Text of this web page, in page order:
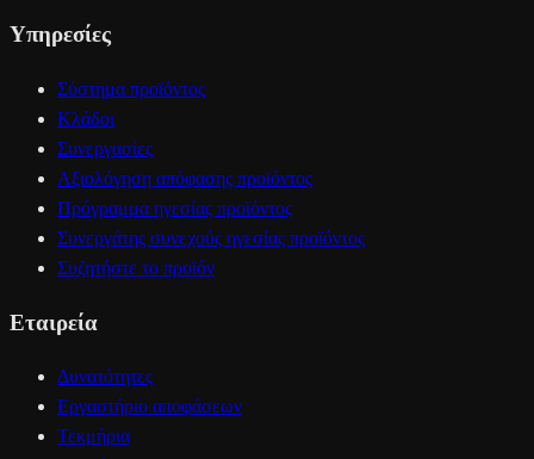
Υπηρεσίες
Σύστημα προϊόντος
Κλάδοι
Συνεργασίες
Αξιολόγηση απόφασης προϊόντος
Πρόγραμμα ηγεσίας προϊόντος
Συνεργάτης συνεχούς ηγεσίας προϊόντος
Συζητήστε το προϊόν
Εταιρεία
Δυνατότητες
Εργαστήριο αποφάσεων
Τεκμήρια